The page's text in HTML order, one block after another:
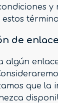
y
de
algún
que la